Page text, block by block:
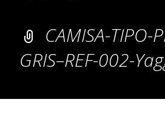
CAMISA-TIPO-
GRIS–REF-002-